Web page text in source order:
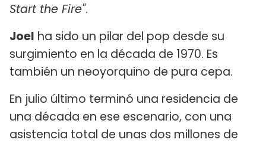
Start the Fire".
Joel ha sido un pilar del pop desde su
surgimiento en la década de 1970. Es
también un neoyorquino de pura cepa.
En julio último terminó una residencia de
una década en ese escenario, con una
asistencia total de unas dos millones de